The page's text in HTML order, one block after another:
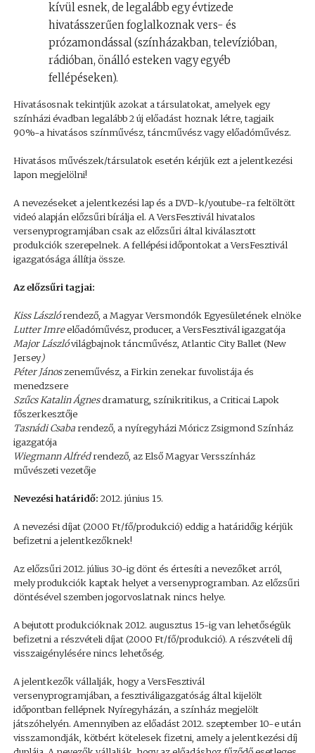
kívül esnek, de legalább egy évtizede
hivatásszerűen foglalkoznak vers- és
prózamondással (színházakban, televízióban,
rádióban, önálló esteken vagy egyéb
fellépéseken).
Hivatásosnak tekintjük azokat a társulatokat, amelyek egy
színházi évadban legalább 2 új előadást hoznak létre, tagjaik
90%-a hivatásos színművész, táncművész vagy előadóművész.
Hivatásos művészek/társulatok esetén kérjük ezt a jelentkezési
lapon megjelölni!
A nevezéseket a jelentkezési lap és a DVD-k/youtube-ra feltöltött
videó alapján előzsűri bírálja el. A VersFesztivál hivatalos
versenyprogramjában csak az előzsűri által kiválasztott
produkciók szerepelnek. A fellépési időpontokat a VersFesztivál
igazgatósága állítja össze.
Az előzsűri tagjai:
Kiss Lászlórendező, a Magyar Versmondók Egyesületének elnöke
Lutter Imreelőadóművész, producer, a VersFesztivál igazgatója
Major Lászlóvilágbajnok táncművész, Atlantic City Ballet (New
Jersey)
Péter Jánoszeneművész, a Firkin zenekar fuvolistája és
menedzsere
Szűcs Katalin Ágnesdramaturg, színikritikus, a Criticai Lapok
főszerkesztője
Tasnádi Csabarendező, a nyíregyházi Móricz Zsigmond Színház
igazgatója
Wiegmann Alfrédrendező, az Első Magyar Versszínház
művészeti vezetője
Nevezési határidő: 2012. június 15.
A nevezési díjat (2000 Ft/fő/produkció) eddig a határidőig kérjük
befizetni a jelentkezőknek!
Az előzsűri 2012. július 30-ig dönt és értesíti a nevezőket arról,
mely produkciók kaptak helyet a versenyprogramban. Az előzsűri
döntésével szemben jogorvoslatnak nincs helye.
A bejutott produkcióknak 2012. augusztus 15-ig van lehetőségük
befizetni a részvételi díjat (2000 Ft/fő/produkció). A részvételi díj
visszaigénylésére nincs lehetőség.
A jelentkezők vállalják, hogy a VersFesztivál
versenyprogramjában, a fesztiváligazgatóság által kijelölt
időpontban fellépnek Nyíregyházán, a színház megjelölt
játszóhelyén. Amennyiben az előadást 2012. szeptember 10-e után
visszamondják, kötbért kötelesek fizetni, amely a jelentkezési díj